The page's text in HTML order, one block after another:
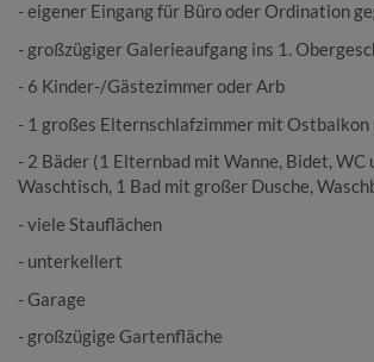
- eigener Eingang für Büro oder Ordination
- großzügiger Galerieaufgang ins 1.
- 6 Kinder-/Gästezimmer oder Arb
- 1 großes Elternschlafzimmer mit Ostbalkon
- 2 Bäder (1 Elternbad mit Wanne, Bidet, WC
Waschtisch, 1 Bad mit großer Dusche,
- viele Stauflächen
- unterkellert
- Garage
- großzügige Gartenfläche